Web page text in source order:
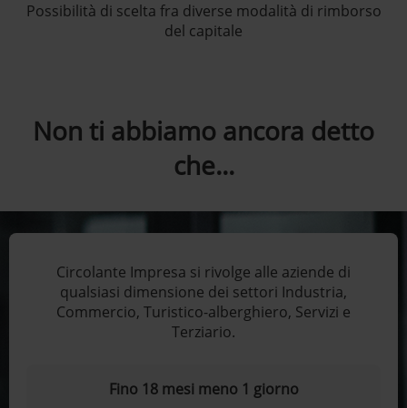
Possibilità di scelta fra diverse modalità di rimborso
del capitale
Non ti abbiamo ancora detto
che...
Circolante Impresa si rivolge alle aziende di
qualsiasi dimensione dei settori Industria,
Commercio, Turistico-alberghiero, Servizi e
Terziario.
Fino 18 mesi meno 1 giorno